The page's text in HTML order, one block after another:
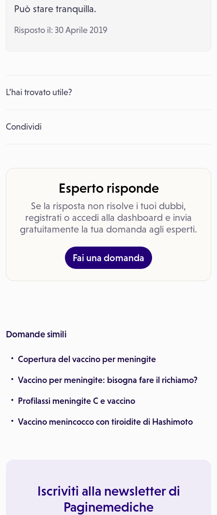
Può stare tranquilla.
Risposto il: 30 Aprile 2019
L’hai trovato utile?
Condividi
Esperto risponde
Se la risposta non risolve i tuoi dubbi,
registrati o accedi alla dashboard e invia
gratuitamente la tua domanda agli esperti.
Fai una domanda
Domande simili
Copertura del vaccino per meningite
Vaccino per meningite: bisogna fare il richiamo?
Profilassi meningite C e vaccino
Vaccino menincocco con tiroidite di Hashimoto
Iscriviti alla newsletter di
Paginemediche